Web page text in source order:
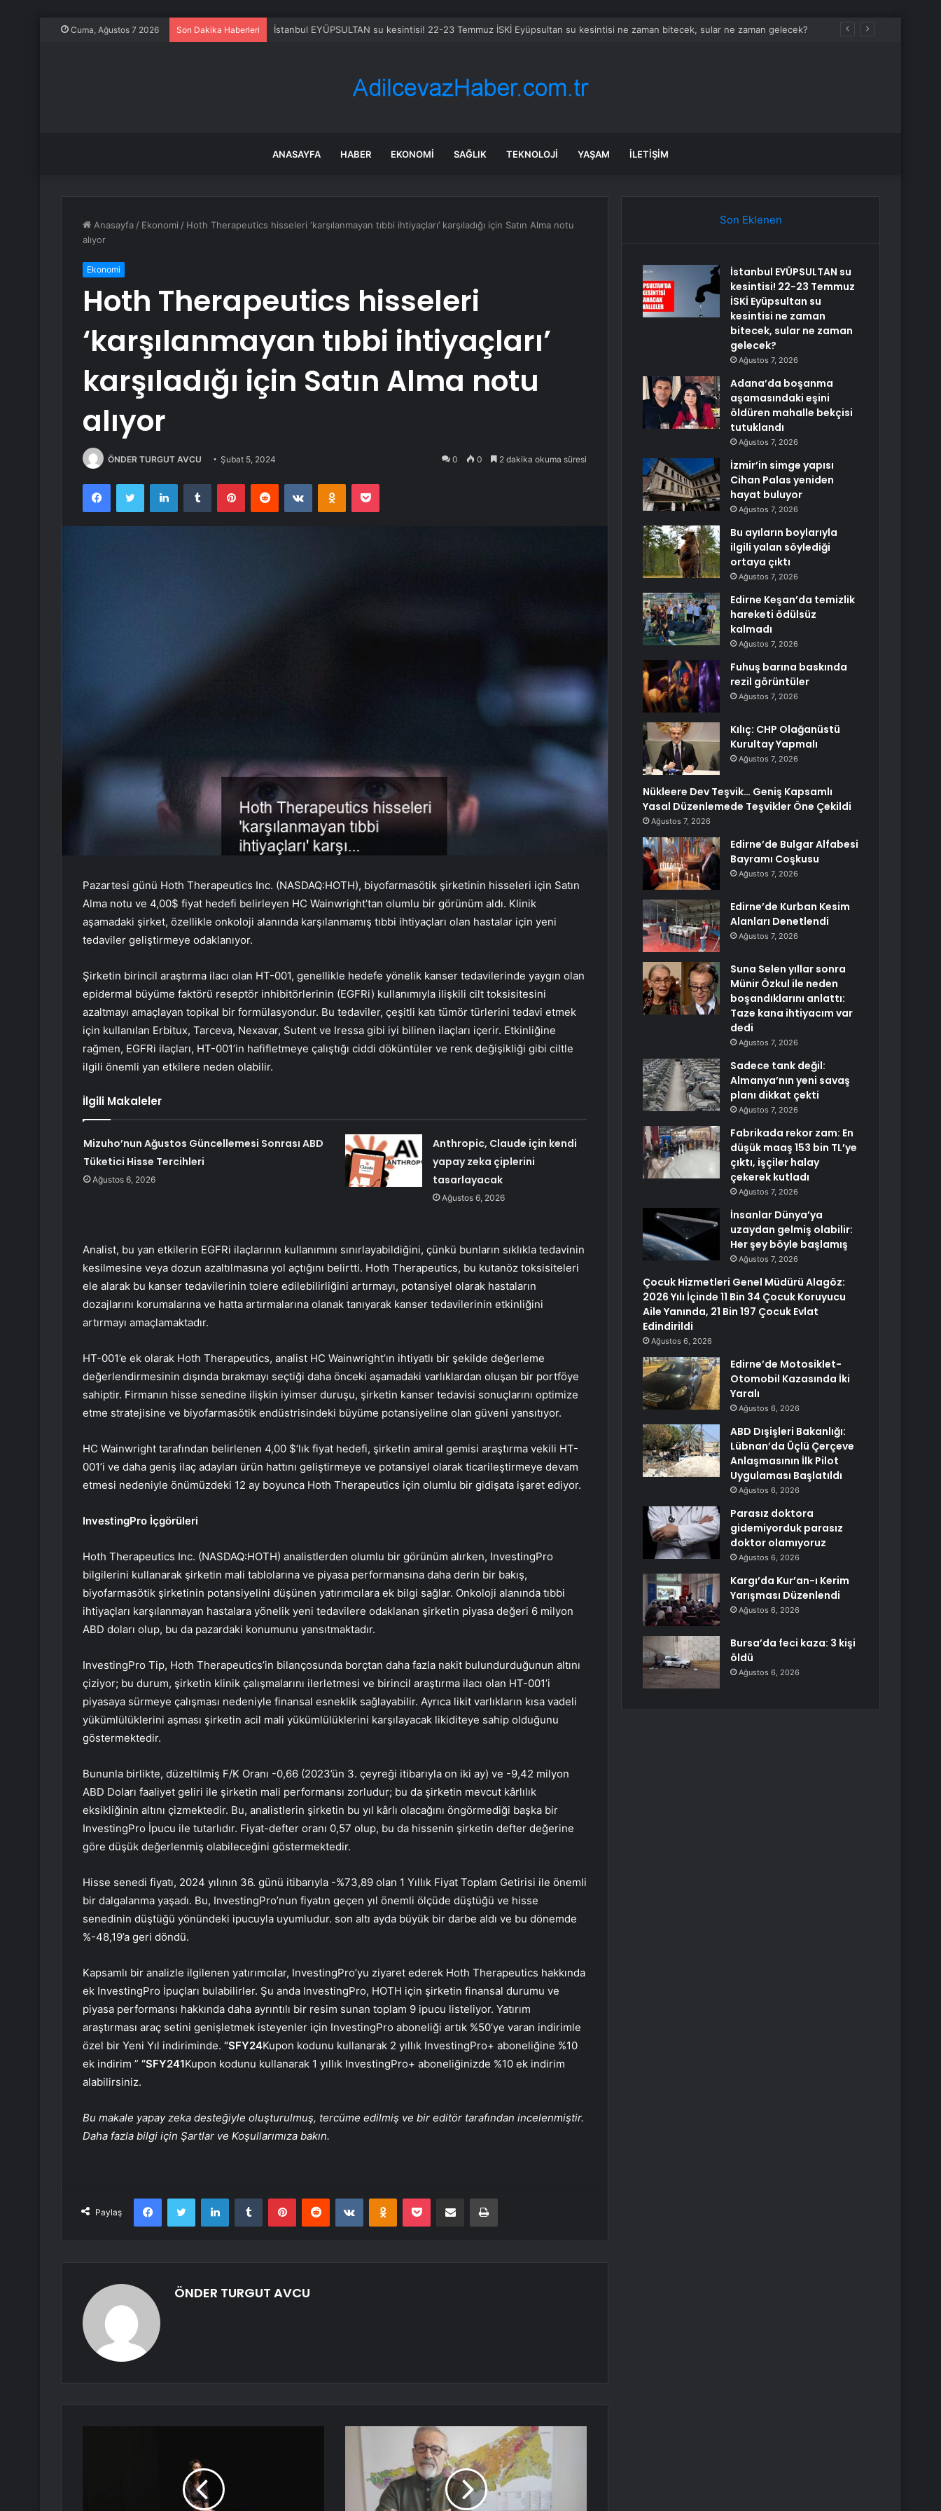
Cuma, Ağustos 7 2026 Son Dakika Haberleri İstanbul EYÜPSULTAN su kesintisi! 22-23 Temmuz İSKİ Eyüpsultan su kesintisi ne zaman bitecek, sular ne zaman gelecek?
ANASAYFA HABER EKONOMI SAĞLIK TEKNOLOJI YAŞAM İLETIŞIM
Anasayfa / Ekonomi / Hoth Therapeutics hisseleri ‘karşılanmayan tıbbi ihtiyaçları’ karşıladığı için Satın Alma notu
alıyor
Ekonomi
Hoth Therapeutics hisseleri
‘karşılanmayan tıbbi ihtiyaçları’
karşıladığı için Satın Alma notu
alıyor
ÖNDER TURGUT AVCU Şubat 5, 2024 0 0 2 dakika okuma süresi
FacebookTwitter LinkedInTumblr PinterestReddit VKontakteOdnoklassniki
Pocket
Pazartesi günü Hoth Therapeutics Inc. (NASDAQ:HOTH), biyofarmasötik şirketinin hisseleri için Satın
Alma notu ve 4,00$ fiyat hedefi belirleyen HC Wainwright’tan olumlu bir görünüm aldı. Klinik
aşamadaki şirket, özellikle onkoloji alanında karşılanmamış tıbbi ihtiyaçları olan hastalar için yeni
tedaviler geliştirmeye odaklanıyor.
Şirketin birincil araştırma ilacı olan HT-001, genellikle hedefe yönelik kanser tedavilerinde yaygın olan
epidermal büyüme faktörü reseptör inhibitörlerinin (EGFRi) kullanımıyla ilişkili cilt toksisitesini
azaltmayı amaçlayan topikal bir formülasyondur. Bu tedaviler, çeşitli katı tümör türlerini tedavi etmek
için kullanılan Erbitux, Tarceva, Nexavar, Sutent ve Iressa gibi iyi bilinen ilaçları içerir. Etkinliğine
rağmen, EGFRi ilaçları, HT-001’in hafifletmeye çalıştığı ciddi döküntüler ve renk değişikliği gibi ciltle
ilgili önemli yan etkilere neden olabilir.
İlgili Makaleler
Mizuho’nun Ağustos Güncellemesi Sonrası ABD
Tüketici Hisse Tercihleri
Ağustos 6, 2026
Anthropic, Claude için kendi
yapay zeka çiplerini
tasarlayacak
Ağustos 6, 2026
Analist, bu yan etkilerin EGFRi ilaçlarının kullanımını sınırlayabildiğini, çünkü bunların sıklıkla tedavinin
kesilmesine veya dozun azaltılmasına yol açtığını belirtti. Hoth Therapeutics, bu kutanöz toksisiteleri
ele alarak bu kanser tedavilerinin tolere edilebilirliğini artırmayı, potansiyel olarak hastaların
dozajlarını korumalarına ve hatta artırmalarına olanak tanıyarak kanser tedavilerinin etkinliğini
artırmayı amaçlamaktadır.
HT-001’e ek olarak Hoth Therapeutics, analist HC Wainwright’ın ihtiyatlı bir şekilde değerleme
değerlendirmesinin dışında bırakmayı seçtiği daha önceki aşamadaki varlıklardan oluşan bir portföye
sahiptir. Firmanın hisse senedine ilişkin iyimser duruşu, şirketin kanser tedavisi sonuçlarını optimize
etme stratejisine ve biyofarmasötik endüstrisindeki büyüme potansiyeline olan güveni yansıtıyor.
HC Wainwright tarafından belirlenen 4,00 $’lık fiyat hedefi, şirketin amiral gemisi araştırma vekili HT-
001’i ve daha geniş ilaç adayları ürün hattını geliştirmeye ve potansiyel olarak ticarileştirmeye devam
etmesi nedeniyle önümüzdeki 12 ay boyunca Hoth Therapeutics için olumlu bir gidişata işaret ediyor.
InvestingPro İçgörüleri
Hoth Therapeutics Inc. (NASDAQ:HOTH) analistlerden olumlu bir görünüm alırken, InvestingPro
bilgilerini kullanarak şirketin mali tablolarına ve piyasa performansına daha derin bir bakış,
biyofarmasötik şirketinin potansiyelini düşünen yatırımcılara ek bilgi sağlar. Onkoloji alanında tıbbi
ihtiyaçları karşılanmayan hastalara yönelik yeni tedavilere odaklanan şirketin piyasa değeri 6 milyon
ABD doları olup, bu da pazardaki konumunu yansıtmaktadır.
InvestingPro Tip, Hoth Therapeutics’in bilançosunda borçtan daha fazla nakit bulundurduğunun altını
çiziyor; bu durum, şirketin klinik çalışmalarını ilerletmesi ve birincil araştırma ilacı olan HT-001’i
piyasaya sürmeye çalışması nedeniyle finansal esneklik sağlayabilir. Ayrıca likit varlıkların kısa vadeli
yükümlülüklerini aşması şirketin acil mali yükümlülüklerini karşılayacak likiditeye sahip olduğunu
göstermektedir.
Bununla birlikte, düzeltilmiş F/K Oranı -0,66 (2023’ün 3. çeyreği itibarıyla on iki ay) ve -9,42 milyon
ABD Doları faaliyet geliri ile şirketin mali performansı zorludur; bu da şirketin mevcut kârlılık
eksikliğinin altını çizmektedir. Bu, analistlerin şirketin bu yıl kârlı olacağını öngörmediği başka bir
InvestingPro İpucu ile tutarlıdır. Fiyat-defter oranı 0,57 olup, bu da hissenin şirketin defter değerine
göre düşük değerlenmiş olabileceğini göstermektedir.
Hisse senedi fiyatı, 2024 yılının 36. günü itibarıyla -%73,89 olan 1 Yıllık Fiyat Toplam Getirisi ile önemli
bir dalgalanma yaşadı. Bu, InvestingPro’nun fiyatın geçen yıl önemli ölçüde düştüğü ve hisse
senedinin düştüğü yönündeki ipucuyla uyumludur. son altı ayda büyük bir darbe aldı ve bu dönemde
%-48,19’a geri döndü.
Kapsamlı bir analizle ilgilenen yatırımcılar, InvestingPro’yu ziyaret ederek Hoth Therapeutics hakkında
ek InvestingPro İpuçları bulabilirler. Şu anda InvestingPro, HOTH için şirketin finansal durumu ve
piyasa performansı hakkında daha ayrıntılı bir resim sunan toplam 9 ipucu listeliyor. Yatırım
araştırması araç setini genişletmek isteyenler için InvestingPro aboneliği artık %50’ye varan indirimle
özel bir Yeni Yıl indiriminde. “SFY24Kupon kodunu kullanarak 2 yıllık InvestingPro+ aboneliğine %10
ek indirim ” “SFY241Kupon kodunu kullanarak 1 yıllık InvestingPro+ aboneliğinizde %10 ek indirim
alabilirsiniz.
Bu makale yapay zeka desteğiyle oluşturulmuş, tercüme edilmiş ve bir editör tarafından incelenmiştir.
Daha fazla bilgi için Şartlar ve Koşullarımıza bakın.
Paylaş
FacebookTwitter LinkedInTumblr PinterestReddit VKontakteOdnoklassniki
Pocket E-Posta ile paylaş Yazdır
ÖNDER TURGUT AVCU
Son Eklenen
İstanbul EYÜPSULTAN su
kesintisi! 22-23 Temmuz
İSKİ Eyüpsultan su
kesintisi ne zaman
bitecek, sular ne zaman
gelecek?
Ağustos 7, 2026
Adana’da boşanma
aşamasındaki eşini
öldüren mahalle bekçisi
tutuklandı
Ağustos 7, 2026
İzmir’in simge yapısı
Cihan Palas yeniden
hayat buluyor
Ağustos 7, 2026
Bu ayıların boylarıyla
ilgili yalan söylediği
ortaya çıktı
Ağustos 7, 2026
Edirne Keşan’da temizlik
hareketi ödülsüz
kalmadı
Ağustos 7, 2026
Fuhuş barına baskında
rezil görüntüler
Ağustos 7, 2026
Kılıç: CHP Olağanüstü
Kurultay Yapmalı
Ağustos 7, 2026
Nükleere Dev Teşvik… Geniş Kapsamlı
Yasal Düzenlemede Teşvikler Öne Çekildi
Ağustos 7, 2026
Edirne’de Bulgar Alfabesi
Bayramı Coşkusu
Ağustos 7, 2026
Edirne’de Kurban Kesim
Alanları Denetlendi
Ağustos 7, 2026
Suna Selen yıllar sonra
Münir Özkul ile neden
boşandıklarını anlattı:
Taze kana ihtiyacım var
dedi
Ağustos 7, 2026
Sadece tank değil:
Almanya’nın yeni savaş
planı dikkat çekti
Ağustos 7, 2026
Fabrikada rekor zam: En
düşük maaş 153 bin TL’ye
çıktı, işçiler halay
çekerek kutladı
Ağustos 7, 2026
İnsanlar Dünya’ya
uzaydan gelmiş olabilir:
Her şey böyle başlamış
Ağustos 7, 2026
Çocuk Hizmetleri Genel Müdürü Alagöz:
2026 Yılı İçinde 11 Bin 34 Çocuk Koruyucu
Aile Yanında, 21 Bin 197 Çocuk Evlat
Edindirildi
Ağustos 6, 2026
Edirne’de Motosiklet-
Otomobil Kazasında İki
Yaralı
Ağustos 6, 2026
ABD Dışişleri Bakanlığı:
Lübnan’da Üçlü Çerçeve
Anlaşmasının İlk Pilot
Uygulaması Başlatıldı
Ağustos 6, 2026
Parasız doktora
gidemiyorduk parasız
doktor olamıyoruz
Ağustos 6, 2026
Kargı’da Kur’an-ı Kerim
Yarışması Düzenlendi
Ağustos 6, 2026
Bursa’da feci kaza: 3 kişi
öldü
Ağustos 6, 2026